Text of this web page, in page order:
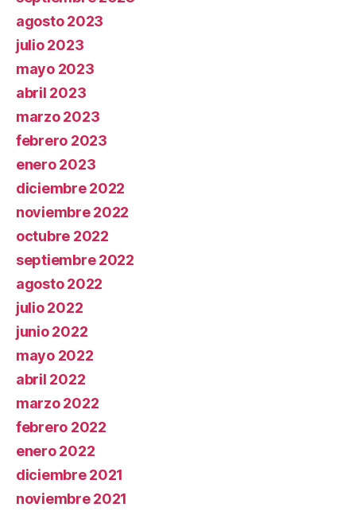
agosto 2023
julio 2023
mayo 2023
abril 2023
marzo 2023
febrero 2023
enero 2023
diciembre 2022
noviembre 2022
octubre 2022
septiembre 2022
agosto 2022
julio 2022
junio 2022
mayo 2022
abril 2022
marzo 2022
febrero 2022
enero 2022
diciembre 2021
noviembre 2021